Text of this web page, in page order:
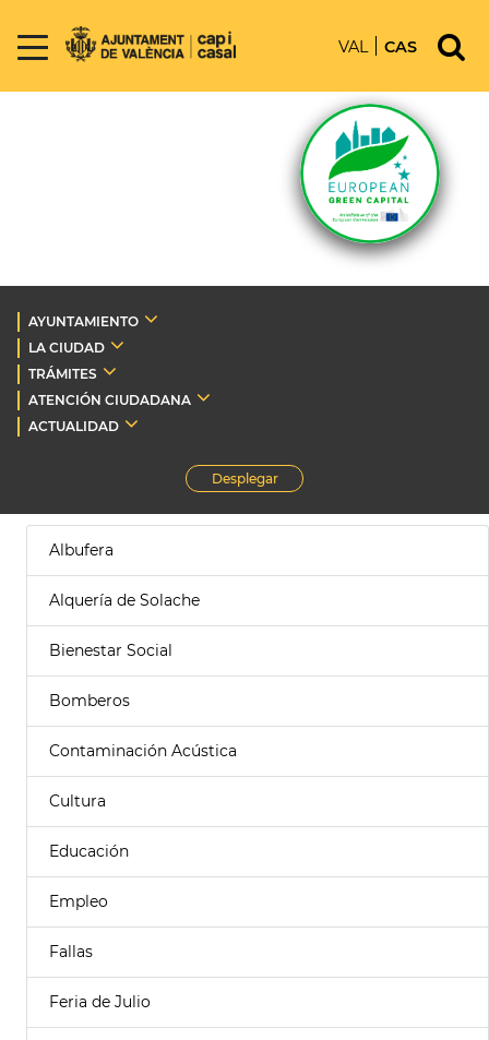
VAL CAS
AYUNTAMIENTO
LA CIUDAD
TRÁMITES
ATENCIÓN CIUDADANA
ACTUALIDAD
Desplegar
Albufera
Alquería de Solache
Bienestar Social
Bomberos
Contaminación Acústica
Cultura
Educación
Empleo
Fallas
Feria de Julio